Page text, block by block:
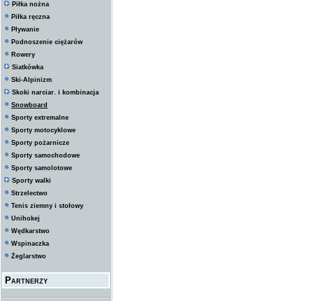
Piłka nożna
Piłka ręczna
Pływanie
Podnoszenie ciężarów
Rowery
Siatkówka
Ski-Alpinizm
Skoki narciar. i kombinacja
Snowboard
Sporty extremalne
Sporty motocyklowe
Sporty pożarnicze
Sporty samochodowe
Sporty samolotowe
Sporty walki
Strzelectwo
Tenis ziemny i stołowy
Unihokej
Wędkarstwo
Wspinaczka
Żeglarstwo
Partnerzy